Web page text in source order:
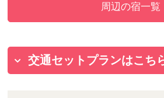
周辺の宿一覧
交通セットプランはこち